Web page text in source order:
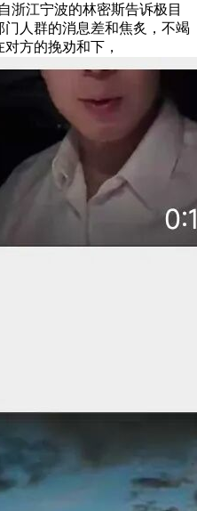
江宁波的林密斯告诉极目
门人群的消息差和焦炙，不竭
方的挽劝和下，